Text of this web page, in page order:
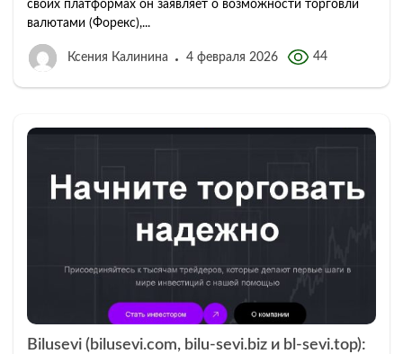
своих платформах он заявляет о возможности торговли
валютами (Форекс),...
Ксения Калинина 4 февраля 2026 44
Bilusevi (bilusevi.com, bilu-sevi.biz и bl-sevi.top):